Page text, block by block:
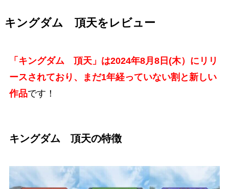
キングダム 頂天をレビュー
「キングダム 頂天」は2024年8月8日(木）にリリ
ースされており、まだ1年経っていない割と新しい
作品です！
キングダム 頂天の特徴